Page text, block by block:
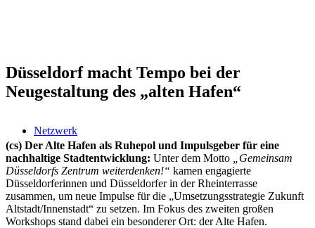
Netzwerk
Düsseldorf macht Tempo bei der
Neugestaltung des „alten Hafen“
(cs) Der Alte Hafen als Ruhepol und Impulsgeber für eine
nachhaltige Stadtentwicklung: Unter dem Motto
„Gemeinsam
Düsseldorfs Zentrum weiterdenken!“ kamen engagierte
Düsseldorferinnen und Düsseldorfer in der Rheinterrasse
zusammen, um neue Impulse für die „Umsetzungsstrategie Zukunft
Altstadt/Innenstadt“ zu setzen. Im Fokus des zweiten großen
Workshops stand dabei ein besonderer Ort: der Alte Hafen.